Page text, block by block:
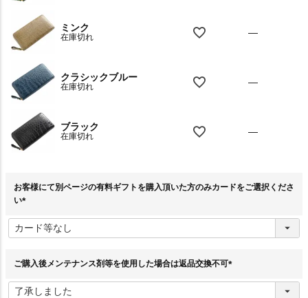
ミンク
在庫切れ —
クラシックブルー
在庫切れ —
ブラック
在庫切れ —
お客様にて別ページの有料ギフトを購入頂いた方のみカードをご選択くださ
い
必
須
ご購入後メンテナンス剤等を使用した場合は返品交換不可